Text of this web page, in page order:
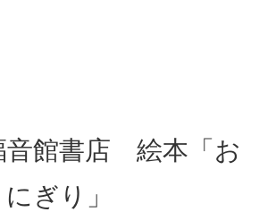
音館書店 絵本「お
にぎり」